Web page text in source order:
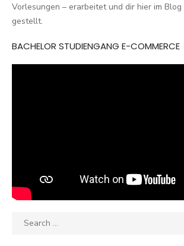
Vorlesungen – erarbeitet und dir hier im
gestellt.
BACHELOR STUDIENGANG E-COMMERCE
Search